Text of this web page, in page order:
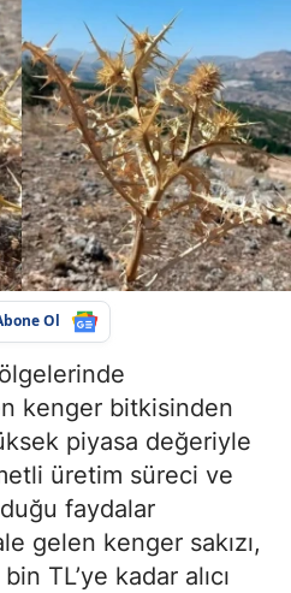
Ol
kenger bitkisinden
piyasa değeriyle
üretim süreci ve
faydalar
gelen kenger sakızı,
TL’ye kadar alıcı